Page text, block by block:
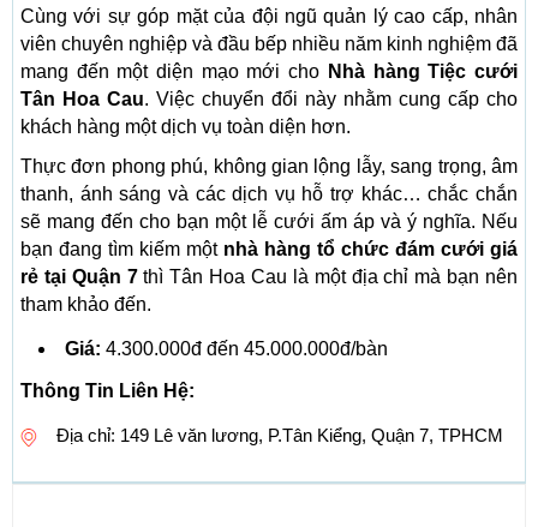
Cùng với sự góp mặt của đội ngũ quản lý cao cấp, nhân
viên chuyên nghiệp và đầu bếp nhiều năm kinh nghiệm đã
mang đến một diện mạo mới cho Nhà hàng Tiệc cưới
Tân Hoa Cau. Việc chuyển đổi này nhằm cung cấp cho
khách hàng một dịch vụ toàn diện hơn.
Thực đơn phong phú, không gian lộng lẫy, sang trọng, âm
thanh, ánh sáng và các dịch vụ hỗ trợ khác… chắc chắn
sẽ mang đến cho bạn một lễ cưới ấm áp và ý nghĩa. Nếu
bạn đang tìm kiếm một nhà hàng tổ chức đám cưới giá
rẻ tại Quận 7thì Tân Hoa Cau là một địa chỉ mà bạn nên
tham khảo đến.
Giá: 4.300.000đ đến 45.000.000đ/bàn
Thông Tin Liên Hệ:
Địa chỉ: 149 Lê văn lương, P.Tân Kiểng, Quận 7, TPHCM